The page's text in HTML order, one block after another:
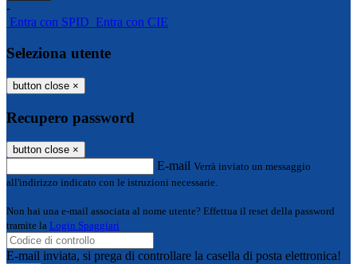
-
Entra con SPID Entra con CIE
Seleziona utente
button close ×
Recupero password
button close ×
E-mail Verrà inviato un messaggio
all'indirizzo indicato con le istruzioni necessarie.
Non hai una e-mail associata al nome utente? Effettua il reset della password
tramite la Login Spaggiari
E-mail inviata, si prega di controllare la casella di posta elettronica!